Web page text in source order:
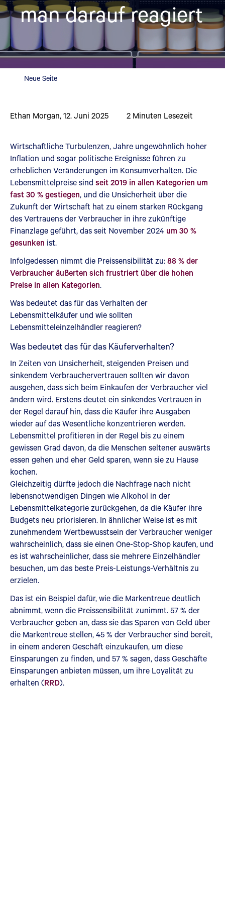
man darauf reagiert
Neue Seite
Ethan Morgan,12. Juni 2025 2 Minuten Lesezeit
Wirtschaftliche Turbulenzen, Jahre ungewöhnlich hoher
Inflation und sogar politische Ereignisse führen zu
erheblichen Veränderungen im Konsumverhalten. Die
Lebensmittelpreise sind seit 2019 in allen Kategorien um
fast 30 % gestiegen, und die Unsicherheit über die
Zukunft der Wirtschaft hat zu einem starken Rückgang
des Vertrauens der Verbraucher in ihre zukünftige
Finanzlage geführt, das seit November 2024 um 30 %
gesunken ist.
Infolgedessen nimmt die Preissensibilität zu:88 % der
Verbraucher äußerten sich frustriert über die hohen
Preise in allen Kategorien.
Was bedeutet das für das Verhalten der
Lebensmittelkäufer und wie sollten
Lebensmitteleinzelhändler reagieren?
Was bedeutet das für das Käuferverhalten?
In Zeiten von Unsicherheit, steigenden Preisen und
sinkendem Verbrauchervertrauen sollten wir davon
ausgehen, dass sich beim Einkaufen der Verbraucher viel
ändern wird. Erstens deutet ein sinkendes Vertrauen in
der Regel darauf hin, dass die Käufer ihre Ausgaben
wieder auf das Wesentliche konzentrieren werden.
Lebensmittel profitieren in der Regel bis zu einem
gewissen Grad davon, da die Menschen seltener auswärts
essen gehen und eher Geld sparen, wenn sie zu Hause
kochen.
Gleichzeitig dürfte jedoch die Nachfrage nach nicht
lebensnotwendigen Dingen wie Alkohol in der
Lebensmittelkategorie zurückgehen, da die Käufer ihre
Budgets neu priorisieren. In ähnlicher Weise ist es mit
zunehmendem Wertbewusstsein der Verbraucher weniger
wahrscheinlich, dass sie einen One-Stop-Shop kaufen, und
es ist wahrscheinlicher, dass sie mehrere Einzelhändler
besuchen, um das beste Preis-Leistungs-Verhältnis zu
erzielen.
Das ist ein Beispiel dafür, wie die Markentreue deutlich
abnimmt, wenn die Preissensibilität zunimmt. 57 % der
Verbraucher geben an, dass sie das Sparen von Geld über
die Markentreue stellen, 45 % der Verbraucher sind bereit,
in einem anderen Geschäft einzukaufen, um diese
Einsparungen zu finden, und 57 % sagen, dass Geschäfte
Einsparungen anbieten müssen, um ihre Loyalität zu
erhalten (RRD).